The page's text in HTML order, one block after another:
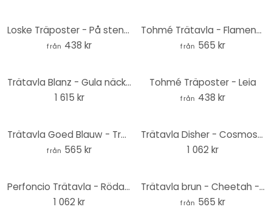
Loske Träposter - På stenåldern
från 438 kr
Tohmé Trätavla - Flamenco - Rund
från 565 kr
Trätavla Blanz - Gula näckrosor - Panorama
1 615 kr
Tohmé Träposter - Leia
från 438 kr
Trätavla Goed Blauw - Tropisk rosa - Rund
från 565 kr
Trätavla Disher - Cosmos - 40x41,5 cm
1 062 kr
Perfoncio Trätavla - Röda frukter - 40x41,5 cm
1 062 kr
Trätavla brun - Cheetah - Rund
från 565 kr